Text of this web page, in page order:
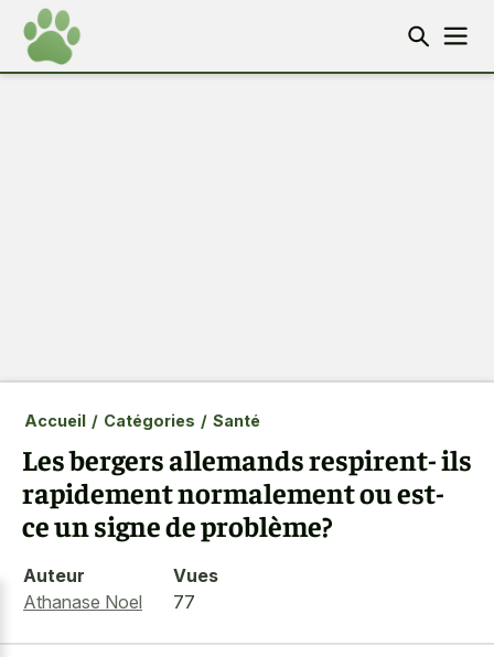
Accueil / Catégories / Santé
Les bergers allemands respirent- ils
rapidement normalement ou est-
ce un signe de problème?
Auteur
Athanase Noel
Vues
77